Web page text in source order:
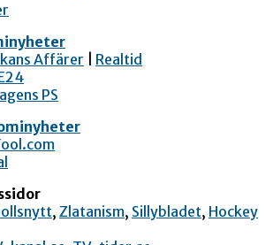
Affärer
Realtid
PS
, Zlatanism, Sillybladet, Hockey